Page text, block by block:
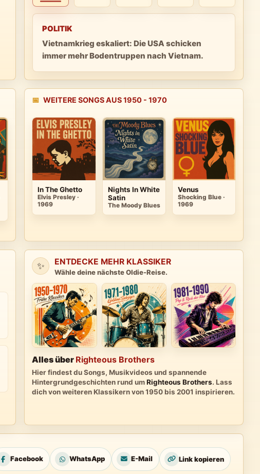
POLITIK
Vietnamkrieg eskaliert: Die USA schicken
immer mehr Bodentruppen nach Vietnam.
📅 WEITERE SONGS AUS 1950 - 1970
In The Ghetto
Elvis Presley ·
1969
Nights In White
Satin
The Moody Blues
Venus
Shocking Blue ·
1969
✨ ENTDECKE MEHR KLASSIKER
Wähle deine nächste Oldie-Reise.
Alles über Righteous Brothers
Hier findest du Songs, Musikvideos und spannende
Hintergrundgeschichten rund umRighteous Brothers. Lass
dich von weiteren Klassikern von 1950 bis 2001 inspirieren.
Facebook WhatsApp E-Mail Link kopieren